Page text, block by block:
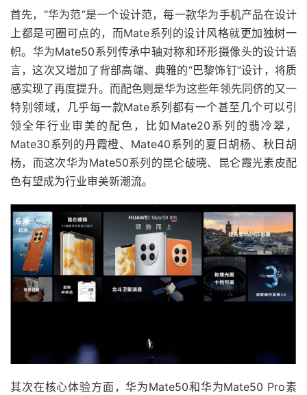
首先，“华为范”是一个设计范，每一款华为手机产品在设计
上都是可圈可点的，而Mate系列的设计风格就更加独树一
帜。华为Mate50系列传承中轴对称和环形摄像头的设计语
言，这次又增加了背部高端、典雅的“巴黎饰钉”设计，将质
感实现了再度提升。而配色则是华为这些年领先同侪的又一
特别领域，几乎每一款Mate系列都有一个甚至几个可以引
领全年行业审美的配色，比如Mate20系列的翡冷翠，
Mate30系列的丹霞橙、Mate40系列的夏日胡杨、秋日胡
杨，而这次华为Mate50系列的昆仑破晓、昆仑霞光素皮配
色有望成为行业审美新潮流。
其次在核心体验方面，华为Mate50和华为Mate50 Pro素